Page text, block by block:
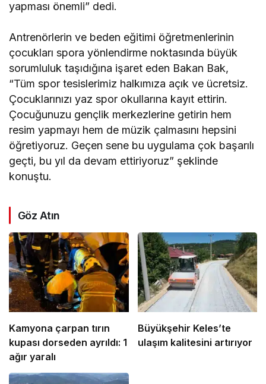
yapması önemli” dedi.
Antrenörlerin ve beden eğitimi öğretmenlerinin
çocukları spora yönlendirme noktasında büyük
sorumluluk taşıdığına işaret eden Bakan Bak,
“Tüm spor tesislerimiz halkımıza açık ve ücretsiz.
Çocuklarınızı yaz spor okullarına kayıt ettirin.
Çocuğunuzu gençlik merkezlerine getirin hem
resim yapmayı hem de müzik çalmasını hepsini
öğretiyoruz. Geçen sene bu uygulama çok başarılı
geçti, bu yıl da devam ettiriyoruz” şeklinde
konuştu.
Göz Atın
Kamyona çarpan tırın
kupası dorseden ayrıldı: 1
ağır yaralı
Büyükşehir Keles’te
ulaşım kalitesini artırıyor